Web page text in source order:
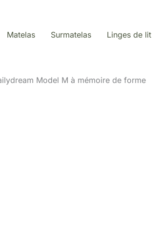
Matelas Surmatelas Linges de lit
Model M à mémoire de forme